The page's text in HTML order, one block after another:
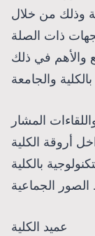
وذلك من خلال
ذات الصلة
والأهم في ذلك
المشار
أروقة الكلية
بالكلية
عميد الكلية